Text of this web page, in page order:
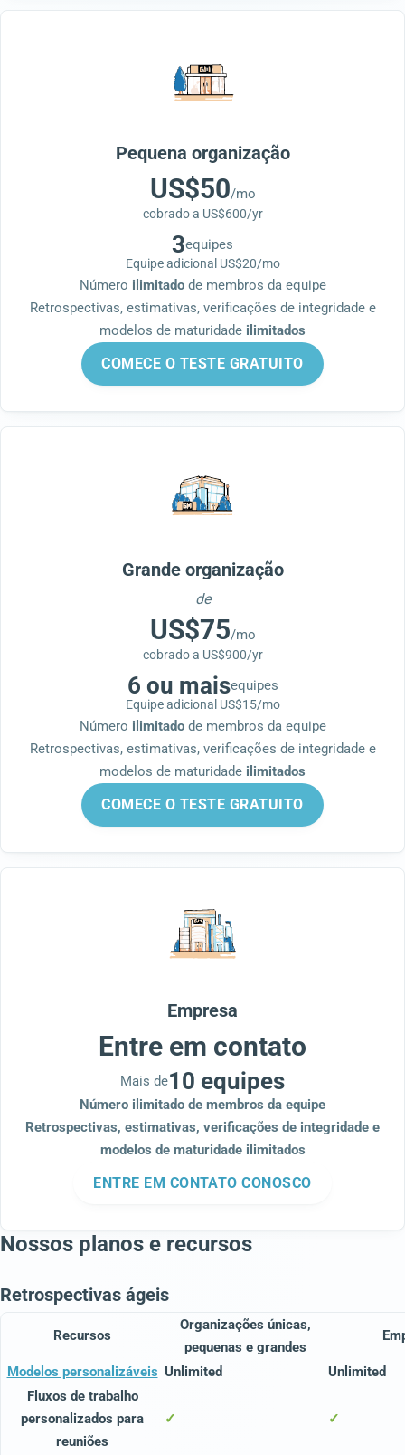
Pequena organização
US$50/mo
cobrado a US$600/yr
3equipes
Equipe adicional US$20/mo
Número ilimitadode membros da equipe
Retrospectivas, estimativas, verificações de integridade e
modelos de maturidade ilimitados
COMECE O TESTE GRATUITO
Grande organização
de
US$75/mo
cobrado a US$900/yr
6 ou maisequipes
Equipe adicional US$15/mo
Número ilimitadode membros da equipe
Retrospectivas, estimativas, verificações de integridade e
modelos de maturidade ilimitados
COMECE O TESTE GRATUITO
Empresa
Entre em contato
Mais de10 equipes
Número ilimitado de membros da equipe
Retrospectivas, estimativas, verificações de integridade e
modelos de maturidade ilimitados
ENTRE EM CONTATO CONOSCO
Nossos planos e recursos
Retrospectivas ágeis
Recursos
Organizações únicas,
pequenas e grandes
Modelos personalizáveis Unlimited
Unlimited
Fluxos de trabalho
personalizados para
reuniões
✓ ✓